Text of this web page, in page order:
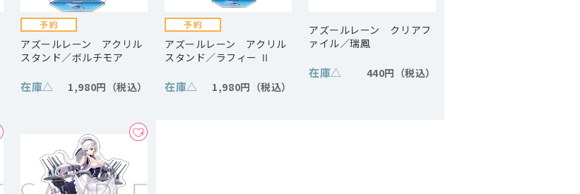
アズールレーン アクリル
スタンド／ボルチモア
在庫△ 1,980円
アズールレーン アクリル
スタンド／ラフィー Ⅱ
在庫△ 1,980円
アズールレーン クリアフ
ァイル／瑞鳳
在庫△ 440円